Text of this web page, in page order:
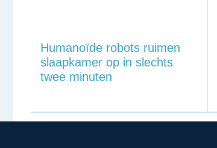
Humanoïde robots ruimen
slaapkamer op in slechts
twee minuten